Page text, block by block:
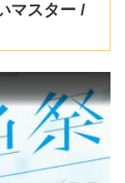
マスター /